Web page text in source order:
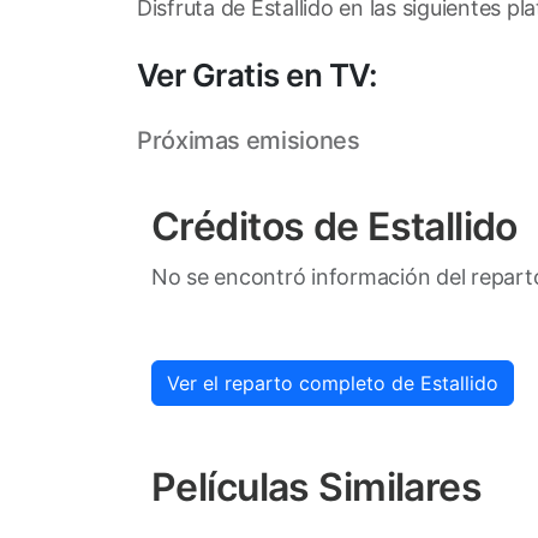
Disfruta de Estallido en las siguientes
Ver Gratis en TV:
Próximas emisiones
Créditos de Estallido
No se encontró información del
Ver el reparto completo de Estallido
Películas Similares